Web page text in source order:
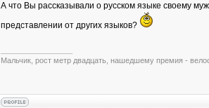
А что Вы рассказывали о русском языке своему
представлении от других языков?
Мальчик, рост метр двадцать, нашедшему премия -